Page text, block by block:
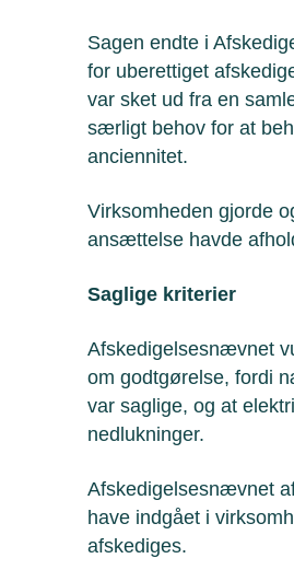
Sagen endte i
for uberettiget
var sket ud fra en
særligt behov for at
anciennitet.
Virksomheden gjorde
ansættelse havde
Saglige kriterier
Afskedigelsesnævnet
om godtgørelse, fordi
var saglige, og at
nedlukninger.
Afskedigelsesnævnet
have indgået i
afskediges.